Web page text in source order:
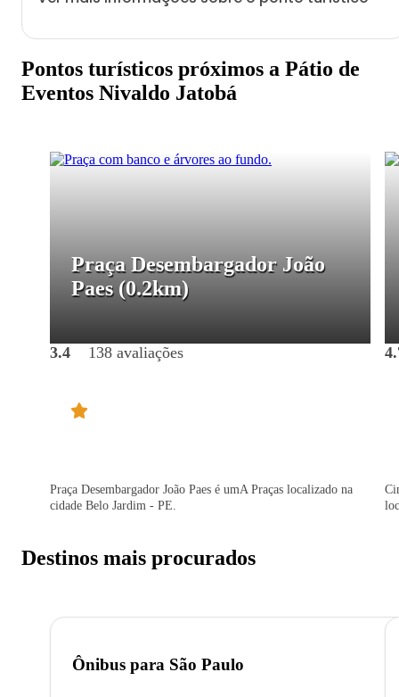
Pontos turísticos próximos a Pátio de
Eventos Nivaldo Jatobá
Praça Desembargador João
Paes (0.2km)
3.4 138 avaliações
Praça Desembargador João Paes é umA Praças localizado na
cidade Belo Jardim - PE.
Destinos mais procurados
Ônibus para São Paulo